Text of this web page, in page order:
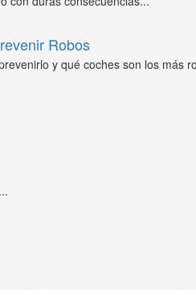
Robos
y qué coches son los más